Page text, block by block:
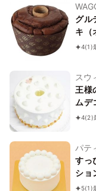
グル
キ（
ガン
4(1)
スウ
王様
ムデ
4(2)
パテ
すっ
ションケーキ
5号
5(1)